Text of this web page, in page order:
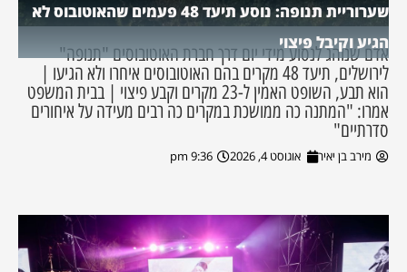
שערוריית תנופה: נוסע תיעד 48 פעמים שהאוטובוס לא
הגיע וקיבל פיצוי
אדם שנוהג לנסוע מידי יום דרך חברת האוטובוסים "תנופה"
לירושלים, תיעד 48 מקרים בהם האוטובוסים איחרו ולא הגיעו |
הוא תבע, השופט האמין ל-23 מקרים וקבע פיצוי | בבית המשפט
אמרו: "המתנה כה ממושכת במקרים כה רבים מעידה על איחורים
סדרתיים"
מירב בן יאיר אוגוסט 4, 2026 9:36 pm